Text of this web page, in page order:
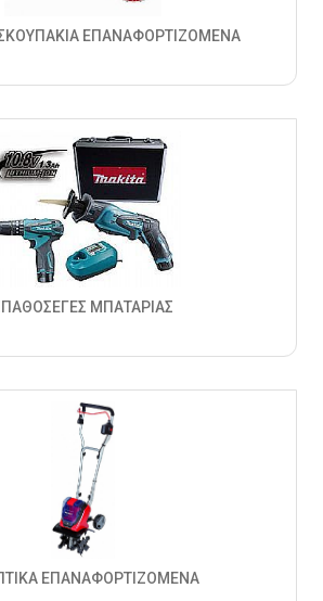
ΕΠΑΝΑΦΟΡΤΙΖΟΜΕΝΑ
ΜΠΑΤΑΡΙΑΣ
ΕΠΑΝΑΦΟΡΤΙΖΟΜΕΝΑ